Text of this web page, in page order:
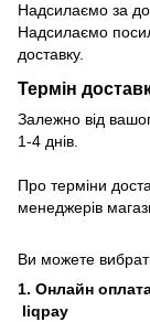
Надсилаємо за
Надсилаємо
доставку.
Термін
Залежно від
1-4 днів.
Про терміни
менеджерів
Ви можете
1. Онлайн
liqpay